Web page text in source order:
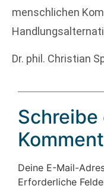
menschlichen
Dr. phil. Christian
Schreibe
Deine E-Mail-
Erforderliche